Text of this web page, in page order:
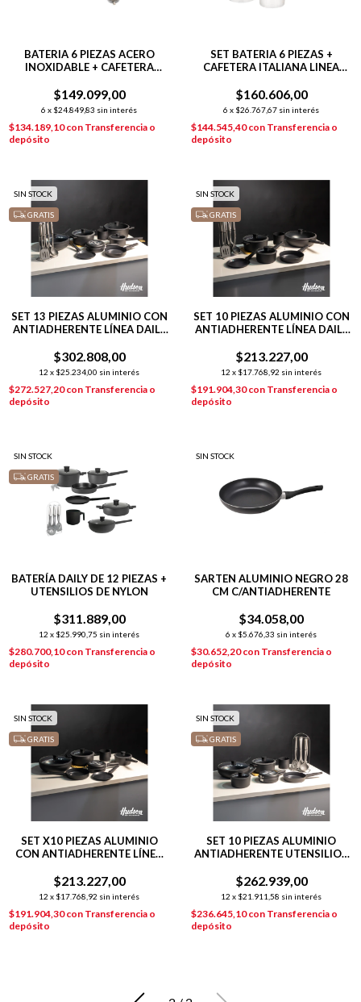
BATERIA 6 PIEZAS ACERO
INOXIDABLE + CAFETERA
$149.099,00
6 x $24.849,83 sin interés
$134.189,10con Transferencia o
depósito
SET BATERIA 6 PIEZAS +
CAFETERA ITALIANA LINEA
$160.606,00
6 x $26.767,67 sin interés
$144.545,40con Transferencia o
depósito
SIN STOCK
GRATIS
SET 13 PIEZAS ALUMINIO CON
ANTIADHERENTE LÍNEA DAILY
$302.808,00
12 x $25.234,00 sin interés
$272.527,20con Transferencia o
depósito
SIN STOCK
GRATIS
SET 10 PIEZAS ALUMINIO CON
ANTIADHERENTE LÍNEA DAILY
$213.227,00
12 x $17.768,92 sin interés
$191.904,30con Transferencia o
depósito
SIN STOCK
GRATIS
BATERÍA DAILY DE 12 PIEZAS +
UTENSILIOS DE NYLON
$311.889,00
12 x $25.990,75 sin interés
$280.700,10con Transferencia o
depósito
SIN STOCK
SARTEN ALUMINIO NEGRO 28
CM C/ANTIADHERENTE
$34.058,00
6 x $5.676,33 sin interés
$30.652,20con Transferencia o
depósito
SIN STOCK
GRATIS
SET X10 PIEZAS ALUMINIO
CON ANTIADHERENTE LÍNEA
$213.227,00
12 x $17.768,92 sin interés
$191.904,30con Transferencia o
depósito
SIN STOCK
GRATIS
SET 10 PIEZAS ALUMINIO
ANTIADHERENTE UTENSILIOS
$262.939,00
12 x $21.911,58 sin interés
$236.645,10con Transferencia o
depósito